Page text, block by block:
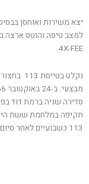
יצא משירות ואוחסן
4X-FEE.
נקלט
סדירה שניה ברמת דוד
תקיפה במלחמת ששת
113 כשבועיים לאחר סיום המלחמה לאחר שהוחלט לסגור את טייסת 107.